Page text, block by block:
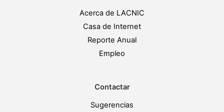
Acerca de LACNIC
Casa de Internet
Reporte Anual
Empleo
Contactar
Sugerencias